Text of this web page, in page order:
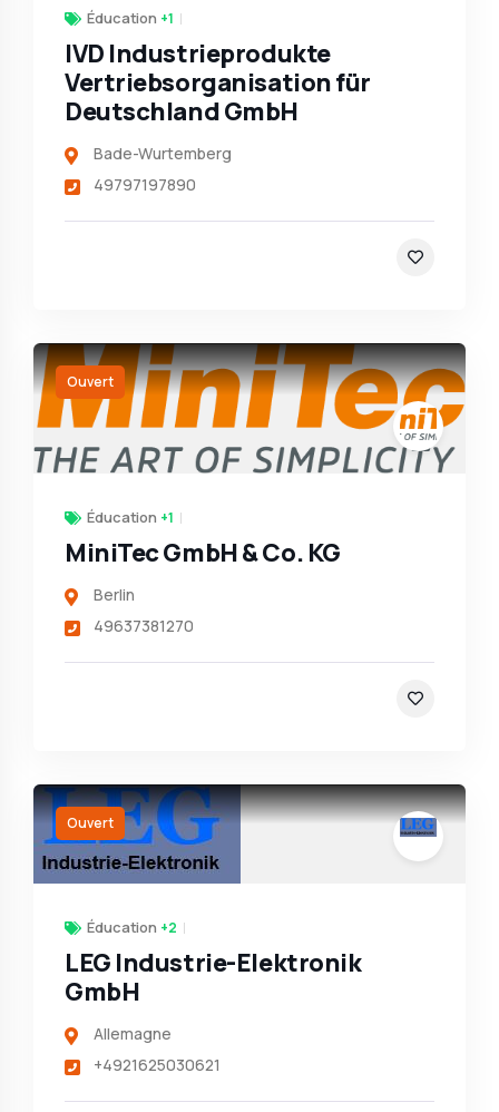
Éducation +1
IVD Industrieprodukte
Vertriebsorganisation für
Deutschland GmbH
Bade-Wurtemberg
49797197890
Ouvert
Éducation +1
MiniTec GmbH & Co. KG
Berlin
49637381270
Ouvert
Éducation +2
LEG Industrie-Elektronik
GmbH
Allemagne
+4921625030621